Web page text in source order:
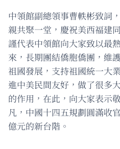
中領館副總領事曹軼彬致詞
親共聚一堂，慶祝美西福建
謹代表中領館向大家致以最
來，長期團結僑胞僑團，維
祖國發展，支持祖國統一大
進中美民間友好，做了很多
的作用，在此，向大家表示
凡，中國十四五規劃圓滿收
億元的新台階。